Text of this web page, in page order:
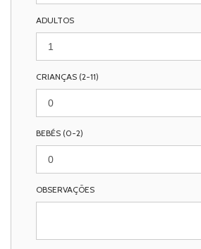
ADULTOS
CRIANÇAS (2-11)
BEBÉS (0-2)
OBSERVAÇÕES